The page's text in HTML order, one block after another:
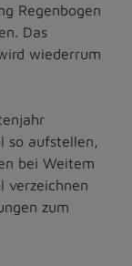
Regenbogen
Das
wiederrum
so aufstellen,
bei Weitem
verzeichnen
zum